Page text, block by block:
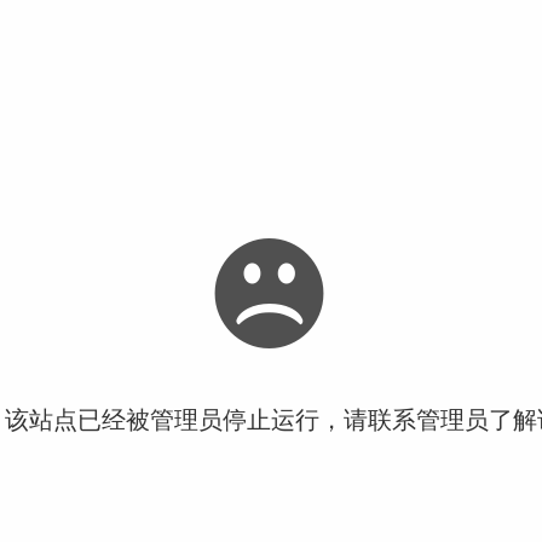
站点已经被管理员停止运行，请联系管理员了